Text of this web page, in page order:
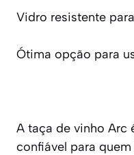
Vidro resistente
Ótima opção para
A taça de vinho Arc
confiável para